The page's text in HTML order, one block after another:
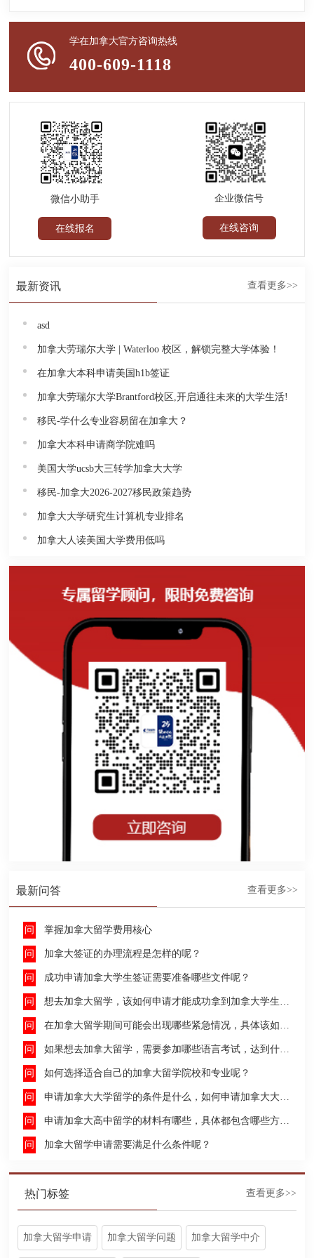
学在加拿大官方咨询热线
400-609-1118
微信小助手
在线报名
企业微信号
在线咨询
最新资讯 查看更多>>
asd
加拿大劳瑞尔大学 | Waterloo 校区，解锁完整大学体验！
在加拿大本科申请美国h1b签证
加拿大劳瑞尔大学Brantford校区,开启通往未来的大学生活!
移民-学什么专业容易留在加拿大？
加拿大本科申请商学院难吗
美国大学ucsb大三转学加拿大大学
移民-加拿大2026-2027移民政策趋势
加拿大大学研究生计算机专业排名
加拿大人读美国大学费用低吗
最新问答 查看更多>>
掌握加拿大留学费用核心
加拿大签证的办理流程是怎样的呢？
成功申请加拿大学生签证需要准备哪些文件呢？
想去加拿大留学，该如何申请才能成功拿到加拿大学生签证呢？
在加拿大留学期间可能会出现哪些紧急情况，具体该如何去处理这些紧急情况呢？
如果想去加拿大留学，需要参加哪些语言考试，达到什么水平才能申请呢？
如何选择适合自己的加拿大留学院校和专业呢？
申请加拿大大学留学的条件是什么，如何申请加拿大大学留学，留学的费用及签证申请流程是什么？
申请加拿大高中留学的材料有哪些，具体都包含哪些方面呢？
加拿大留学申请需要满足什么条件呢？
热门标签 查看更多>>
加拿大留学申请 加拿大留学问题 加拿大留学中介